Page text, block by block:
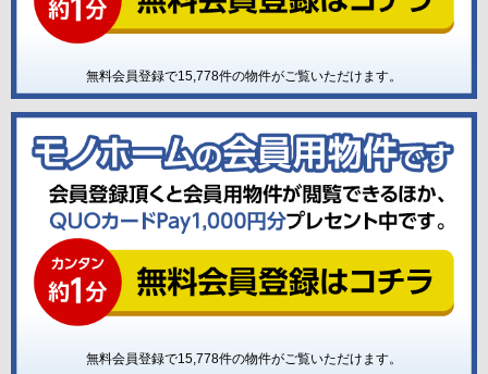
無料会員登録で15,778件の物件がご覧いただけます。
無料会員登録で15,778件の物件がご覧いただけます。